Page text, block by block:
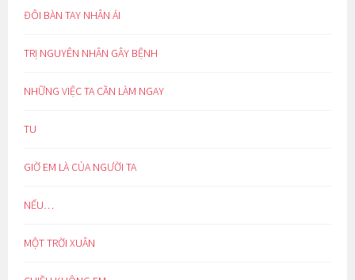
ĐÔI BÀN TAY NHÂN ÁI
TRỊ NGUYÊN NHÂN GÂY BỆNH
NHỮNG VIỆC TA CẦN LÀM NGAY
TU
GIỜ EM LÀ CỦA NGƯỜI TA
NẾU…
MỘT TRỜI XUÂN